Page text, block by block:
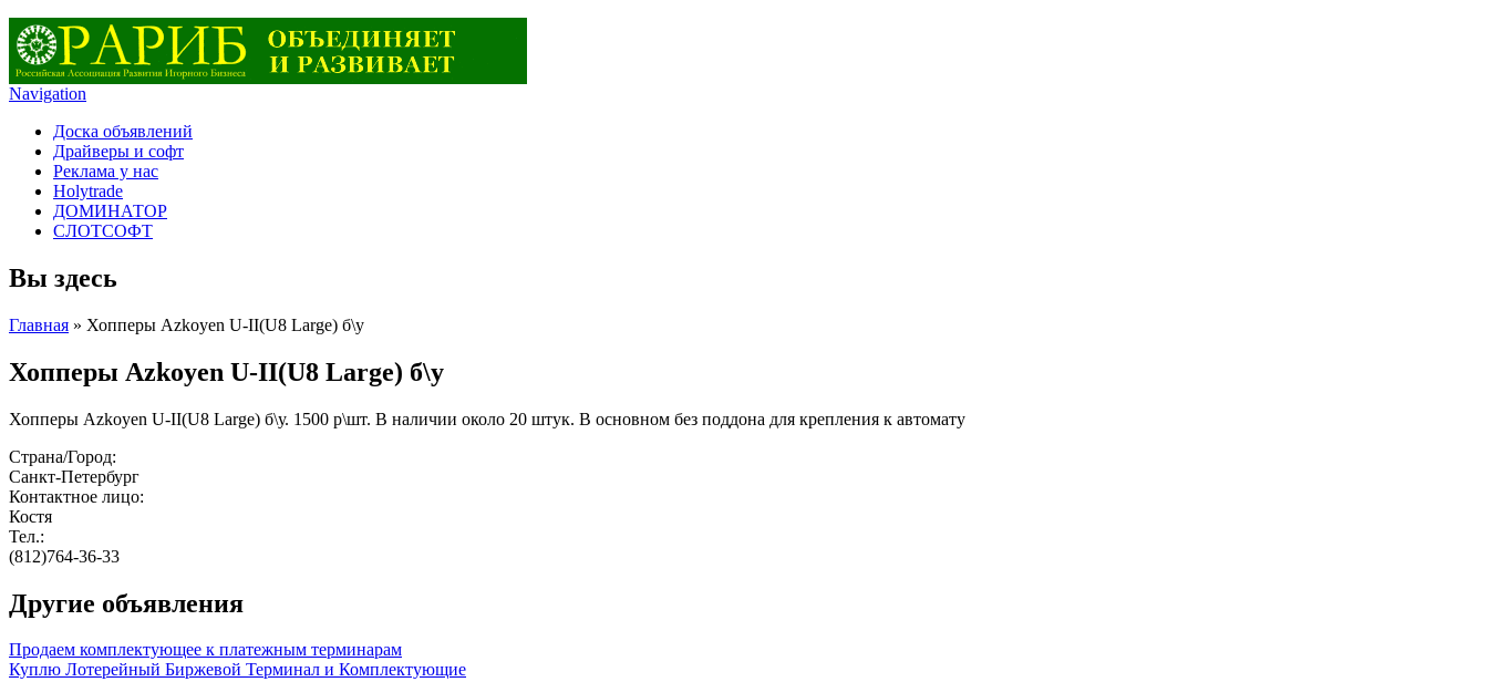
Navigation
Доска объявлений
Драйверы и софт
Реклама у нас
Holytrade
ДОМИНАТОР
СЛОТСОФТ
Вы здесь
Главная » Хопперы Azkoyen U-II(U8 Large) б\у
Хопперы Azkoyen U-II(U8 Large) б\у
Хопперы Azkoyen U-II(U8 Large) б\у. 1500 р\шт. В наличии около 20 штук. В основном без поддона для крепления к автомату
Страна/Город:
Санкт-Петербург
Контактное лицо:
Костя
Тел.:
(812)764-36-33
Другие объявления
Продаем комплектующее к платежным терминарам
Куплю Лотерейный Биржевой Терминал и Комплектующие